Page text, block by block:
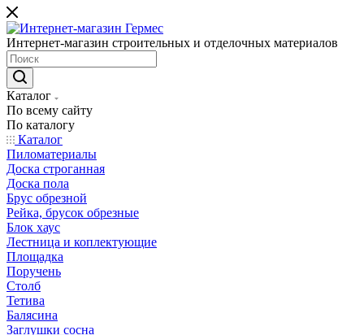
Интернет-магазин строительных и отделочных материалов
Каталог
По всему сайту
По каталогу
Каталог
Пиломатериалы
Доска строганная
Доска пола
Брус обрезной
Рейка, брусок обрезные
Блок хаус
Лестница и коплектующие
Площадка
Поручень
Столб
Тетива
Балясина
Заглушки сосна